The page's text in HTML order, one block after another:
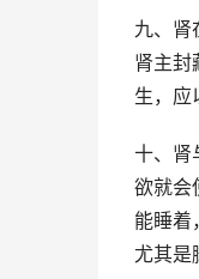
九、肾
肾主封
生，应
十、肾
欲就会
能睡着
尤其是